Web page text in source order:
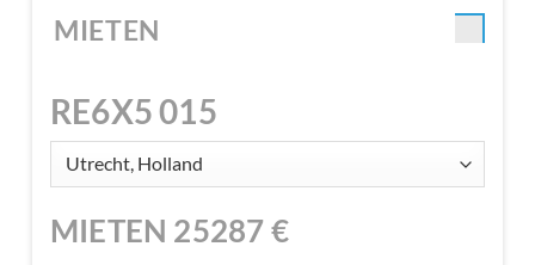
MIETEN
RE6X5 015
MIETEN 25287€